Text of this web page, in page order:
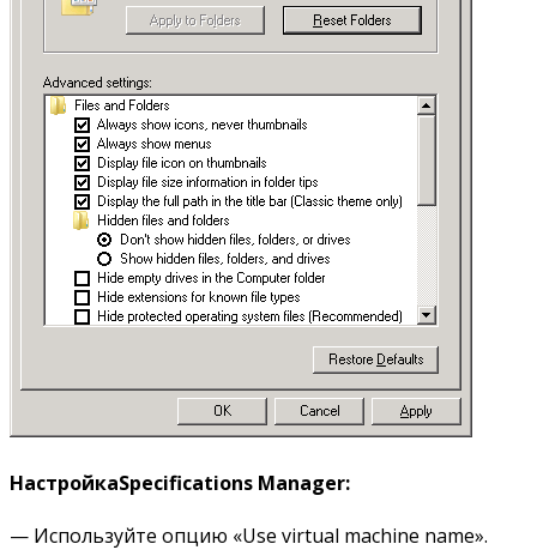
НастройкаSpecifications Manager:
— Используйте опцию «Use virtual machine name».